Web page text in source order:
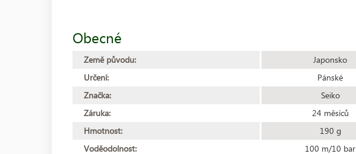
Obecné
Země původu:
Japonsko
Určení:
Pánské
Značka:
Seiko
Záruka:
24 měsíců
Hmotnost:
190 g
Voděodolnost:
100 m/10 bar